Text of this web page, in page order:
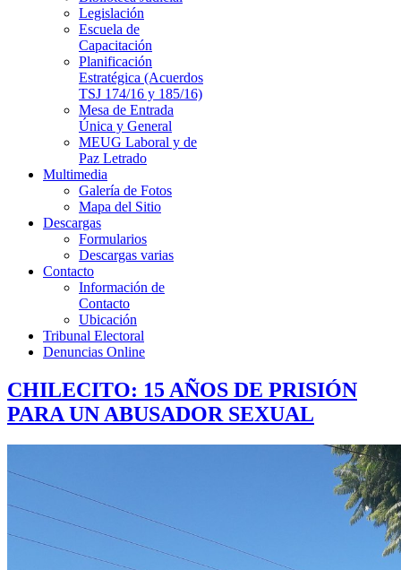
Legislación
Escuela de
Capacitación
Planificación
Estratégica (Acuerdos
TSJ 174/16 y 185/16)
Mesa de Entrada
Única y General
MEUG Laboral y de
Paz Letrado
Multimedia
Galería de Fotos
Mapa del Sitio
Descargas
Formularios
Descargas varias
Contacto
Información de
Contacto
Ubicación
Tribunal Electoral
Denuncias Online
CHILECITO: 15 AÑOS DE PRISIÓN
PARA UN ABUSADOR SEXUAL